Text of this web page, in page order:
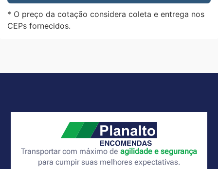
* O preço da cotação considera coleta e entrega nos
CEPs fornecidos.
Transportar com máximo de agilidade e segurança
para cumpir suas melhores expectativas.